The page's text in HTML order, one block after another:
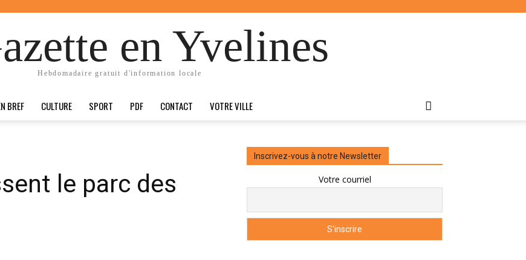
en Yvelines
Hebdomadaire gratuit d'information locale
BREF CULTURE SPORT PDF CONTACT VOTRE VILLE
le parc des
Inscrivez-vous à notre Newsletter
Votre courriel